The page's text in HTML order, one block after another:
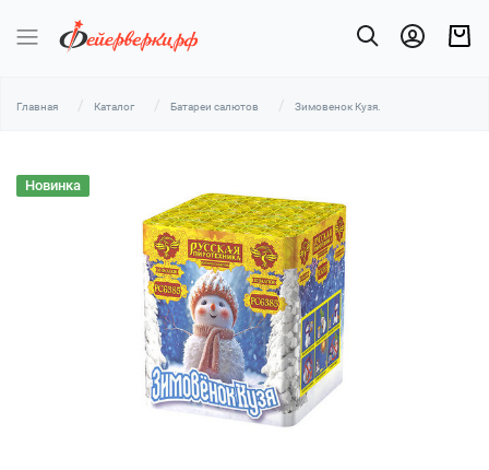
Главная Каталог Батареи салютов Зимовенок Кузя.
Новинка